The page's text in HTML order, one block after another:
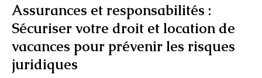
Assurances et responsabilités :
Sécuriser votre droit et location de
vacances pour prévenir les risques
juridiques